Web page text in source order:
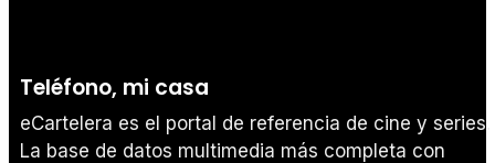
Teléfono, mi casa
eCartelera es el portal de referencia de cine y series.
La base de datos multimedia más completa con